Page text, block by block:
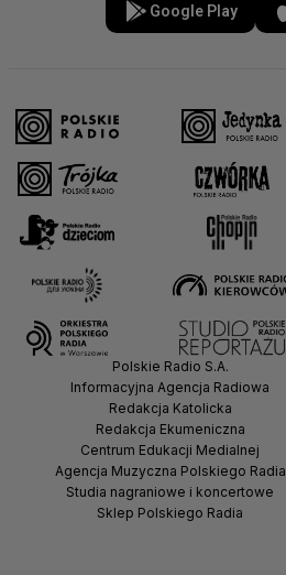
Google Play
Polskie Radio S.A.
Informacyjna Agencja Radiowa
Redakcja Katolicka
Redakcja Ekumeniczna
Centrum Edukacji Medialnej
Agencja Muzyczna Polskiego Radia
Studia nagraniowe i koncertowe
Sklep Polskiego Radia